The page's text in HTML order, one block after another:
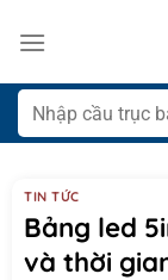
qua
dung
Tìm
kiếm:
TIN TỨC
Bảng led
và thời